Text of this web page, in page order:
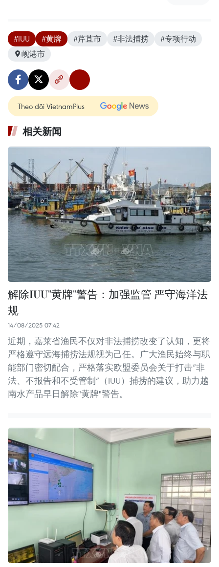
#IUU #黄牌 #芹苴市 #非法捕捞
#专项行动
岘港市
Theo dõi VietnamPlus
相关新闻
解除IUU"黄牌"警告：加强监管 严守海洋法
规
14/08/2025 07:42
近期，嘉莱省渔民不仅对非法捕捞改变了认知，更将
严格遵守远海捕捞法规视为己任。广大渔民始终与职
能部门密切配合，严格落实欧盟委员会关于打击“非
法、不报告和不受管制”（IUU）捕捞的建议，助力越
南水产品早日解除"黄牌"警告。